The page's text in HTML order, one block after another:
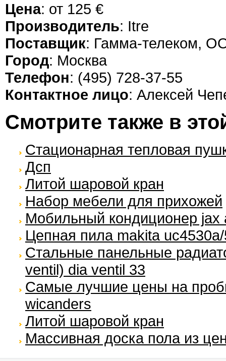
Цена: от 125 €
Производитель: Itre
Поставщик: Гамма-телеком,
Город: Москва
Телефон: (495) 728-37-55
Контактное лицо: Алексей
Смотрите также в
Стационарная тепловая
Дсп
Литой шаровой кран
Набор мебели для прихожей
Мобильный кондиционер jax
Цепная пила makita
Стальные панельные
ventil) dia ventil 33
Самые лучшие цены на
wicanders
Литой шаровой кран
Массивная доска пола из